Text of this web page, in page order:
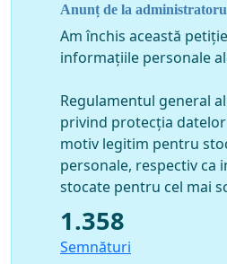
Anunț de la
Am închis această
informațiile personale
Regulamentul general
privind protecția datelor
motiv legitim pentru
personale, respectiv ca
stocate pentru cel mai
1.358
Semnături